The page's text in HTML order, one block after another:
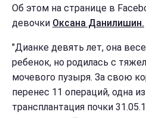
Об этом на странице в
девочки Оксана Данилишин.
"Дианке девять лет, она
ребенок, но родилась с
мочевого пузыря. За свою
перенес 11 операций, одна
трансплантация почки